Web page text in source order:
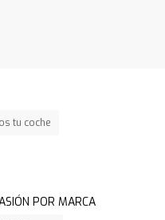
tu coche
POR MARCA